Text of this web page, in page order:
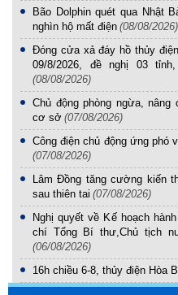
Bão Dolphin quét qua Nhật
nghìn hộ mất điện (08/08/2026)
Đóng cửa xả đáy hồ thủy
09/8/2026, đề nghị 03
(08/08/2026)
Chủ động phòng ngừa,
cơ sở (07/08/2026)
Công điện chủ động ứng phó
(07/08/2026)
Lâm Đồng tăng cường kiến
sau thiên tai (07/08/2026)
Nghị quyết về Kế hoạch
chí Tổng Bí thư,Chủ tịch
(06/08/2026)
16h chiều 6-8, thủy điện Hòa